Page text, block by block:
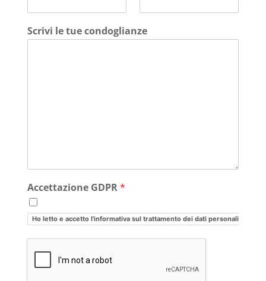
Scrivi le tue condoglianze
Accettazione GDPR*
Ho letto e accetto l'informativa sul trattamento dei dati personali